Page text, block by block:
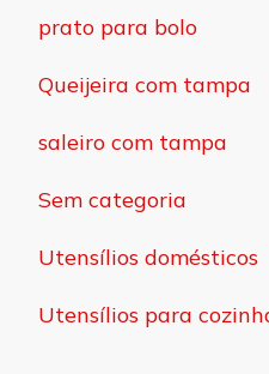
prato para bolo
Queijeira com tampa
saleiro com tampa
Sem categoria
Utensílios domésticos
Utensílios para